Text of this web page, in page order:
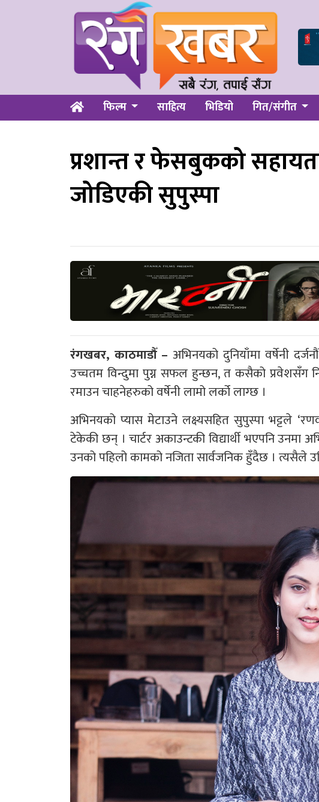
फिल्म साहित्य भिडियो गित/संगीत
प्रशान्त र फेसबुकको
जोडिएकी सुपुस्पा
रंगखबर, काठमाडौँ – अभिनयको दुनियाँमा वर्षेनी
उच्चतम विन्दुमा पुग्न सफल हुन्छन, त कसैको प्रवेशसँग
रमाउन चाहनेहरुको वर्षेनी लामो लर्को लाग्छ ।
अभिनयको प्यास मेटाउने लक्ष्यसहित सुपुस्पा भट्टले
टेकेकी छन् । चार्टर अकाउन्टकी विद्यार्थी भएपनि
उनको पहिलो कामको नजिता सार्वजनिक हुँदैछ । त्यसैले